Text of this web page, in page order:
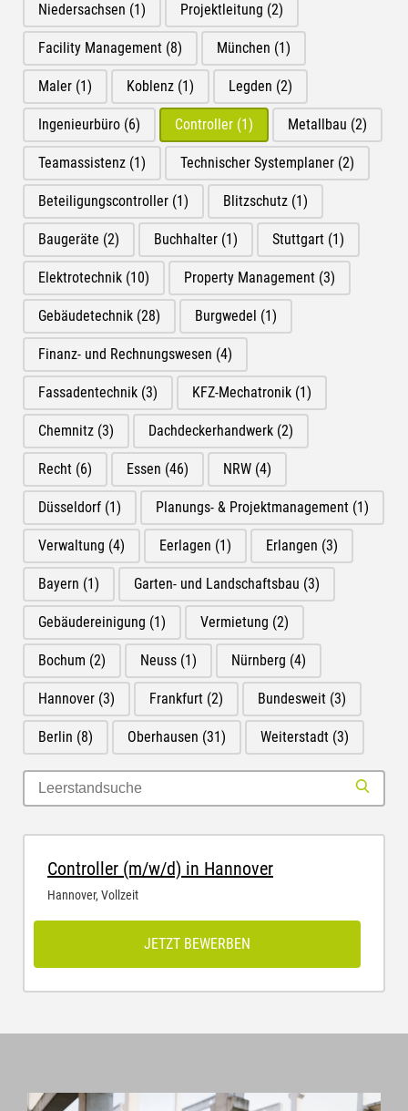
Niedersachsen (1) Projektleitung (2)
Facility Management (8) München (1)
Maler (1) Koblenz (1) Legden (2)
Ingenieurbüro (6) Controller (1) Metallbau (2)
Teamassistenz (1) Technischer Systemplaner (2)
Beteiligungscontroller (1) Blitzschutz (1)
Baugeräte (2) Buchhalter (1) Stuttgart (1)
Elektrotechnik (10) Property Management (3)
Gebäudetechnik (28) Burgwedel (1)
Finanz- und Rechnungswesen (4)
Fassadentechnik (3) KFZ-Mechatronik (1)
Chemnitz (3) Dachdeckerhandwerk (2)
Recht (6) Essen (46) NRW (4)
Düsseldorf (1) Planungs- & Projektmanagement (1)
Verwaltung (4) Eerlagen (1) Erlangen (3)
Bayern (1) Garten- und Landschaftsbau (3)
Gebäudereinigung (1) Vermietung (2)
Bochum (2) Neuss (1) Nürnberg (4)
Hannover (3) Frankfurt (2) Bundesweit (3)
Berlin (8) Oberhausen (31) Weiterstadt (3)
Controller (m/w/d) in Hannover
Hannover, Vollzeit
JETZT BEWERBEN